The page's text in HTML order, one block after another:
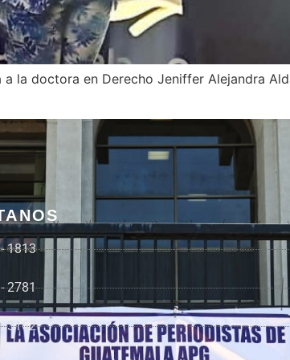
la doctora en Derecho Jeniffer Alejandra
1813
2781
3162